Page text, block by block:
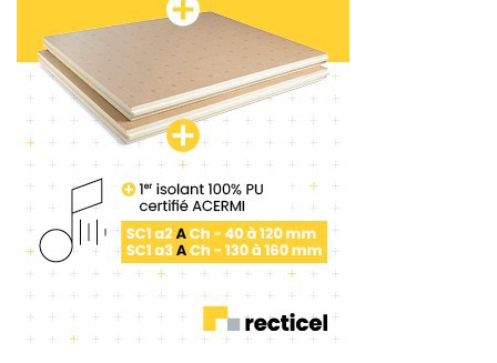
<< Partie 7
Tags: Uvex Molinel Festool RB3D
Milwaukee
Würth Modyf
Heckel